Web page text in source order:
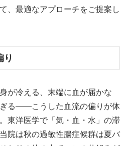
、最適なアプローチをご提案し
り
が冷える、末端に血が届かな
る——こうした血流の偏りが体
東洋医学で「気・血・水」の滞
院は秋の過敏性腸症候群は夏バ